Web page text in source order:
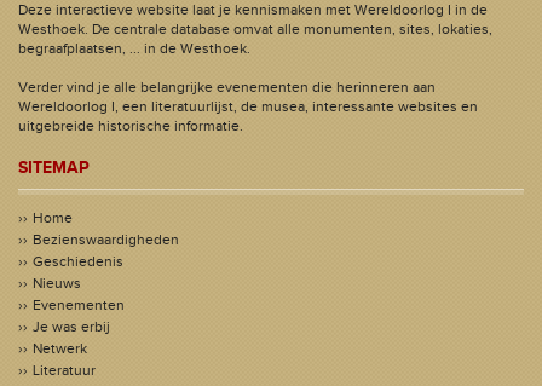
Deze interactieve website laat je kennismaken met Wereldoorlog I in de
Westhoek. De centrale database omvat alle monumenten, sites, lokaties,
begraafplaatsen, ... in de Westhoek.
Verder vind je alle belangrijke evenementen die herinneren aan
Wereldoorlog I, een literatuurlijst, de musea, interessante websites en
uitgebreide historische informatie.
SITEMAP
Home
Bezienswaardigheden
Geschiedenis
Nieuws
Evenementen
Je was erbij
Netwerk
Literatuur